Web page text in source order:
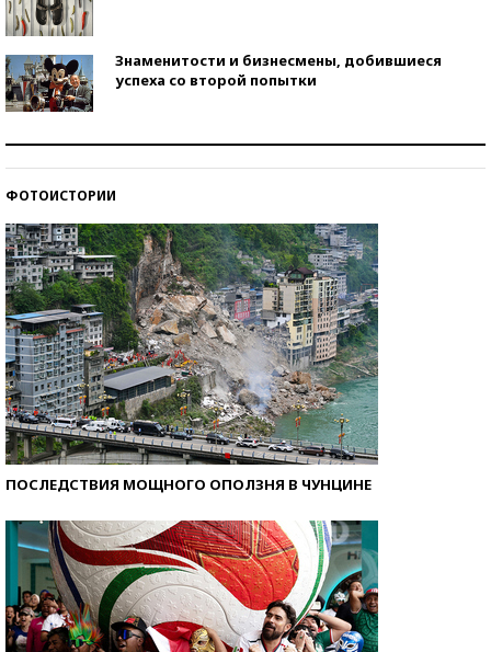
Знаменитости и бизнесмены, добившиеся
успеха со второй попытки
ФОТОИСТОРИИ
ПОСЛЕДСТВИЯ МОЩНОГО ОПОЛЗНЯ В ЧУНЦИНЕ